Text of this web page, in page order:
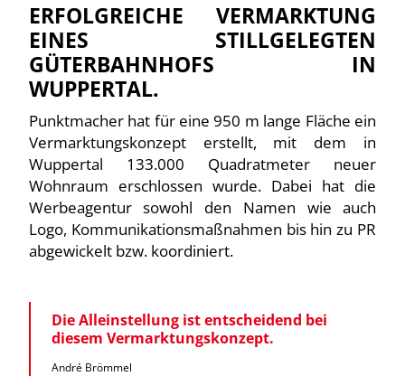
ERFOLGREICHE VERMARKTUNG
EINES STILLGELEGTEN
GÜTERBAHNHOFS IN
WUPPERTAL.
Punktmacher hat für eine 950 m lange Fläche ein
Vermarktungskonzept erstellt, mit dem in
Wuppertal 133.000 Quadratmeter neuer
Wohnraum erschlossen wurde. Dabei hat die
Werbeagentur sowohl den Namen wie auch
Logo, Kommunikationsmaßnahmen bis hin zu PR
abgewickelt bzw. koordiniert.
Die Alleinstellung ist entscheidend bei
diesem Vermarktungskonzept.
André Brömmel